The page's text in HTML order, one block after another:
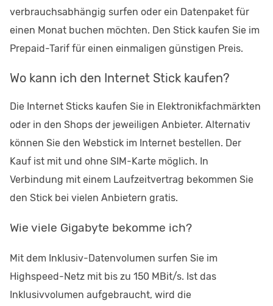
verbrauchsabhängig surfen oder ein Datenpaket für
einen Monat buchen möchten. Den Stick kaufen Sie im
Prepaid-Tarif für einen einmaligen günstigen Preis.
Wo kann ich den Internet Stick kaufen?
Die Internet Sticks kaufen Sie in Elektronikfachmärkten
oder in den Shops der jeweiligen Anbieter. Alternativ
können Sie den Webstick im Internet bestellen. Der
Kauf ist mit und ohne SIM-Karte möglich. In
Verbindung mit einem Laufzeitvertrag bekommen Sie
den Stick bei vielen Anbietern gratis.
Wie viele Gigabyte bekomme ich?
Mit dem Inklusiv-Datenvolumen surfen Sie im
Highspeed-Netz mit bis zu 150 MBit/s. Ist das
Inklusivvolumen aufgebraucht, wird die